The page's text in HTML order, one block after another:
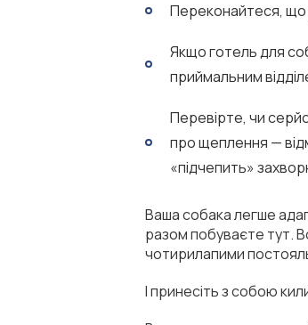
Переконайтеся, що
Якщо готель для
приймальним
Перевірте, чи
про щеплення —
«підчепить»
Ваша собака легше
разом побуваєте тут.
чотирилапими
І принесіть з собою